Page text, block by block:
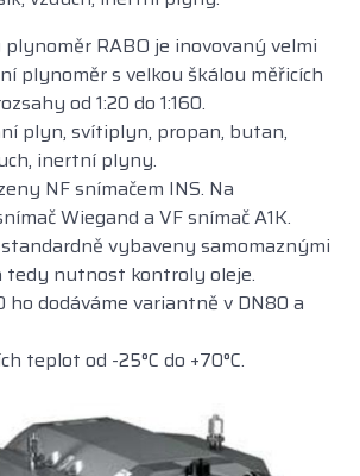
RABO je inovovaný velmi
plynoměr s velkou škálou měřicích
od 1:20 do 1:160.
plyn, svítiplyn, propan, butan,
inertní plyny.
NF snímačem INS. Na
Wiegand a VF snímač A1K.
vybaveny samomaznými
tedy nutnost kontroly oleje.
ho dodáváme variantně v DN80 a
teplot od -25°C do +70°C.